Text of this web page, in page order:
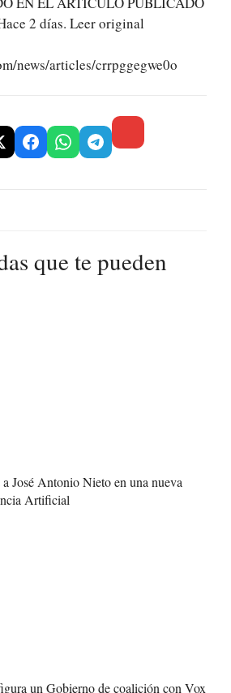
2 días. Leer original
news/articles/crrpggegwe0o
que te pueden
José Antonio Nieto en una nueva
Artificial
un Gobierno de coalición con Vox